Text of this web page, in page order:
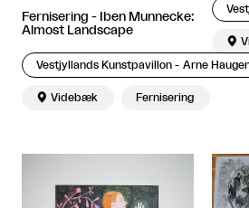
Fernisering - Iben Munnecke:
Almost Landscape
Vestjyllands Kunstpavillon - Arne
 Videbæk Fernisering
